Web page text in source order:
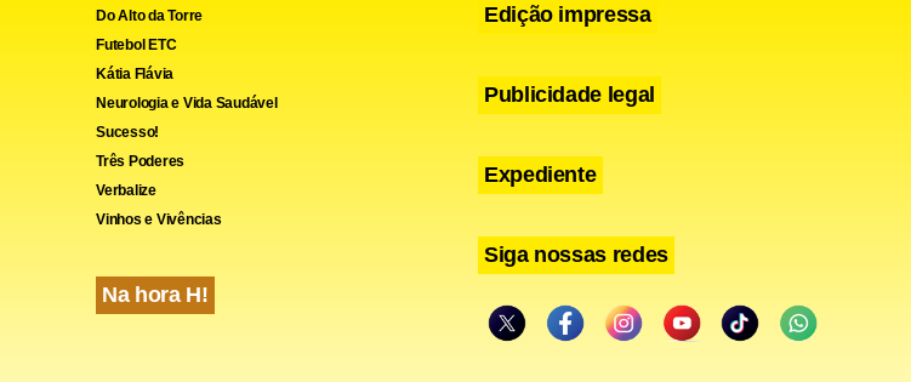
Telegram
Share
Do Alto da Torre
Futebol ETC
Kátia Flávia
Neurologia e Vida Saudável
Sucesso!
Três Poderes
Verbalize
Vinhos e Vivências
Na hora H!
Edição impressa
Publicidade legal
Expediente
Siga nossas redes